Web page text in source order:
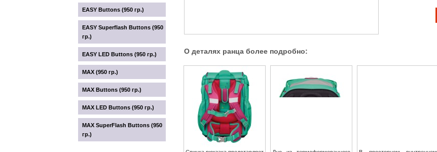
EASY Buttons (950 гр.)
EASY Superflash Buttons (950
гр.)
EASY LED Buttons (950 гр.)
MAX (950 гр.)
MAX Buttons (950 гр.)
MAX LED Buttons (950 гр.)
MAX SuperFlash Buttons (950
гр.)
О деталях ранца более подробно: